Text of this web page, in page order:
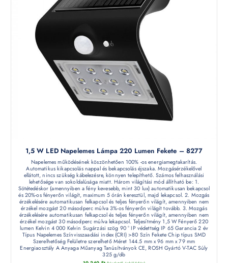
1,5 W LED Napelemes Lámpa 220 Lumen Fekete – 8277
Napelemes működésének köszönhetően 100% -os energiamegtakarítás.
Automatikus kikapcsolás nappal és bekapcsolás éjszaka. Mozgásérzékelővel
ellátott, nincs szükség kábelezésre, könnyen telepíthető. Számos felhasználási
lehetősége van sokoldalúsága miatt. Három világítási mód állítható be: 1.
Sötétedéskor (amennyiben a fény kevesebb, mint 30 lux) automatikusan bekapcsol
és 20%-os fényerőn világít, maximum 5 órán keresztül, majd lekapcsol. 2. Mozgás
érzékelésére automatikusan felkapcsol és teljes fényerőn világít, amennyiben nem
érzékel mozgást 20 másodperc múlva 3%-os fényerőn világít tovább. 3. Mozgás
érzékelésére automatikusan felkapcsol és teljes fényerőn világít, amennyiben nem
érzékel mozgást 30 másodperc múlva lekapcsol. Teljesítmény 1,5 W Fényerő 220
lumen Kelvin 4 000 Kelvin Sugárzási szög 90 ° IP védettség IP 65 Garancia 2 év
Típus Napelemes Színvisszaadási index (CRI) >80 Szín Fekete Chip típus SMD
Szerelhetőség Felületre szerelhető Méret 144.5 mm x 96 mm x 79 mm
Energiaosztály A Anyaga Műanyag Tanúsítványok CE, ROSH Gyártó V-TAC Súly
325 g/db